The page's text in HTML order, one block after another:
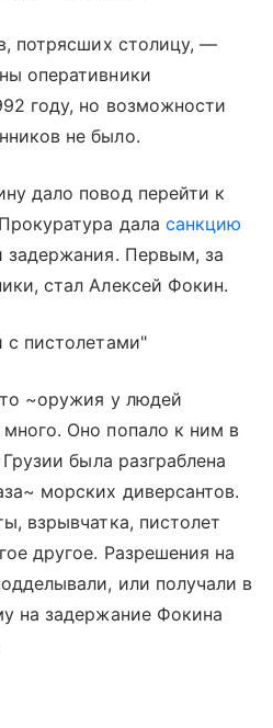
потрясших столицу, —
оперативники
году, но возможности
не было.
дало повод перейти к
дала санкцию
задержания. Первым, за
стал Алексей Фокин.
с пистолетами"
~оружия у людей
Оно попало к ним в
была разграблена
морских диверсантов.
взрывчатка, пистолет
другое. Разрешения на
или получали в
на задержание Фокина